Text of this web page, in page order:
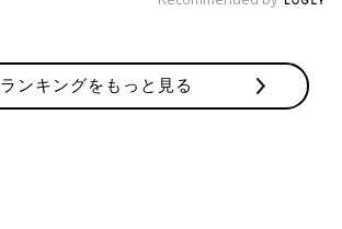
ランキングをもっと見る